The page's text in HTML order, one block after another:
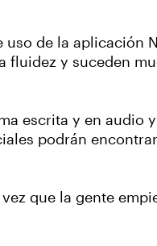
de la aplicación
y suceden
escrita y en audio
podrán
que la gente